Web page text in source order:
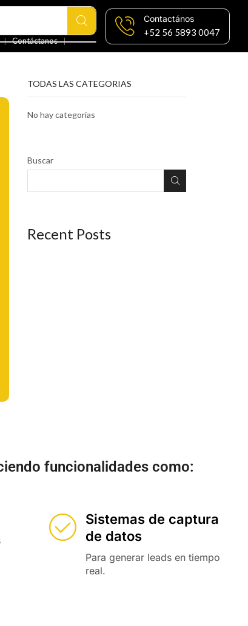
❘ Contáctanos ❘
Contactános
+52 56 5893 0047
funcionalidades como:
Sistemas de captura
de datos
Para generar leads en tiempo
real.
TODAS LAS CATEGORIAS
No hay categorías
Buscar
Recent Posts